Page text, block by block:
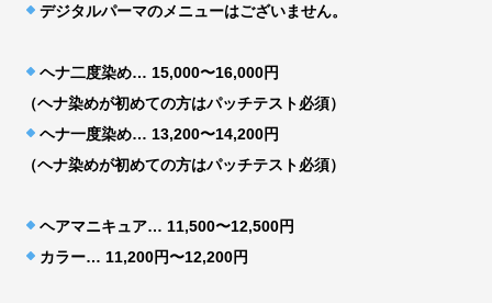
デジタルパーマのメニューはございません。
ヘナ二度染め… 15,000〜16,000円
（ヘナ染めが初めての方はパッチテスト必須）
ヘナ一度染め… 13,200〜14,200円
（ヘナ染めが初めての方はパッチテスト必須）
ヘアマニキュア… 11,500〜12,500円
カラー… 11,200円〜12,200円